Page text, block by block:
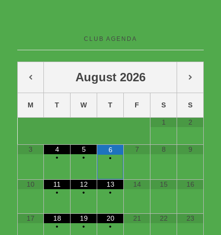
CLUB AGENDA
August 2026
M T W T F S S
1 2
3
4
•
5
•
6
•
7 8 9
10
11
•
12
•
13
•
14 15 16
17
18
•
19
•
20
•
21 22 23